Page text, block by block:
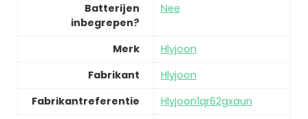
Batterijen
inbegrepen?
‎Nee
Merk
‎Hlyjoon
Fabrikant
‎Hlyjoon
Fabrikantreferentie
‎Hlyjoon1qr62gxaun